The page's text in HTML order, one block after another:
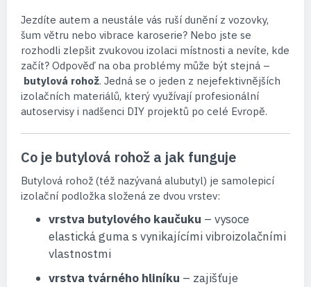
Jezdíte autem a neustále vás ruší dunění z vozovky,
šum větru nebo vibrace karoserie? Nebo jste se
rozhodli zlepšit zvukovou izolaci místnosti a nevíte, kde
začít? Odpověď na oba problémy může být stejná –
butylová rohož. Jedná se o jeden z nejefektivnějších
izolačních materiálů, který využívají profesionální
autoservisy i nadšenci DIY projektů po celé Evropě.
Co je butylová rohož a jak funguje
Butylová rohož (též nazývaná alubutyl) je samolepicí
izolační podložka složená ze dvou vrstev:
vrstva butylového kaučuku – vysoce
elastická guma s vynikajícími vibroizolačními
vlastnostmi
vrstva tvárného hliníku – zajišťuje